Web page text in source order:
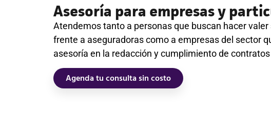
Asesoría para empresas y
Atendemos tanto a personas que buscan hacer
frente a aseguradoras como a empresas del sector
asesoría en la redacción y cumplimiento de
Agenda tu consulta sin costo